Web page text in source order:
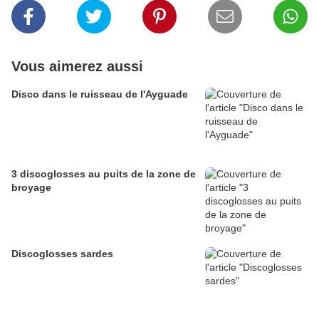
Vous aimerez aussi
Disco dans le ruisseau de l'Ayguade
3 discoglosses au puits de la zone de
broyage
Discoglosses sardes